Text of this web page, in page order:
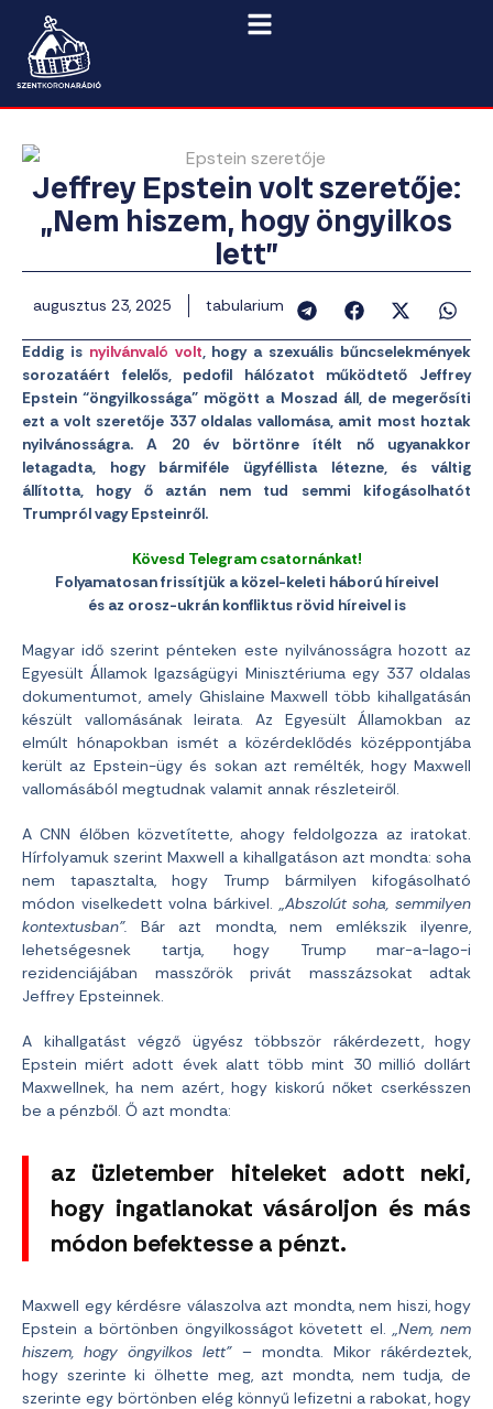
Jeffrey Epstein volt szeretője:
„Nem hiszem, hogy öngyilkos
lett”
augusztus 23, 2025 tabularium
Eddig is nyilvánvaló volt , hogy a szexuális bűncselekmények
sorozatáért felelős, pedofil hálózatot működtető Jeffrey
Epstein “öngyilkossága” mögött a Moszad áll, de megerősíti
ezt a volt szeretője 337 oldalas vallomása, amit most hoztak
nyilvánosságra. A 20 év börtönre ítélt nő ugyanakkor
letagadta, hogy bármiféle ügyféllista létezne, és váltig
állította, hogy ő aztán nem tud semmi kifogásolhatót
Trumpról vagy Epsteinről.
Kövesd Telegram csatornánkat!
Folyamatosan frissítjük a közel-keleti háború híreivel
és az orosz-ukrán konfliktus rövid híreivel is
Magyar idő szerint pénteken este nyilvánosságra hozott az
Egyesült Államok Igazságügyi Minisztériuma egy 337 oldalas
dokumentumot, amely Ghislaine Maxwell több kihallgatásán
készült vallomásának leirata. Az Egyesült Államokban az
elmúlt hónapokban ismét a közérdeklődés középpontjába
került az Epstein-ügy és sokan azt remélték, hogy Maxwell
vallomásából megtudnak valamit annak részleteiről.
A CNN élőben közvetítette, ahogy feldolgozza az iratokat.
Hírfolyamuk szerint Maxwell a kihallgatáson azt mondta: soha
nem tapasztalta, hogy Trump bármilyen kifogásolható
módon viselkedett volna bárkivel.
„Abszolút soha, semmilyen
kontextusban”.
Bár azt mondta, nem emlékszik ilyenre,
lehetségesnek tartja, hogy Trump mar-a-lago-i
rezidenciájában masszőrök privát masszázsokat adtak
Jeffrey Epsteinnek.
A kihallgatást végző ügyész többször rákérdezett, hogy
Epstein miért adott évek alatt több mint 30 millió dollárt
Maxwellnek, ha nem azért, hogy kiskorú nőket cserkésszen
be a pénzből. Ő azt mondta:
az üzletember hiteleket adott neki,
hogy ingatlanokat vásároljon és más
módon befektesse a pénzt.
Maxwell egy kérdésre válaszolva azt mondta, nem hiszi, hogy
Epstein a börtönben öngyilkosságot követett el.
„Nem, nem
hiszem, hogy öngyilkos lett”– mondta. Mikor rákérdeztek,
hogy szerinte ki ölhette meg, azt mondta, nem tudja, de
szerinte egy börtönben elég könnyű lefizetni a rabokat, hogy